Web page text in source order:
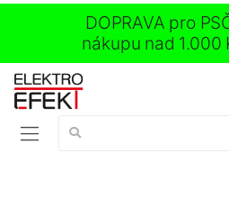
DOPRAVA pro
nákupu nad 1.000
Vyhledávání: